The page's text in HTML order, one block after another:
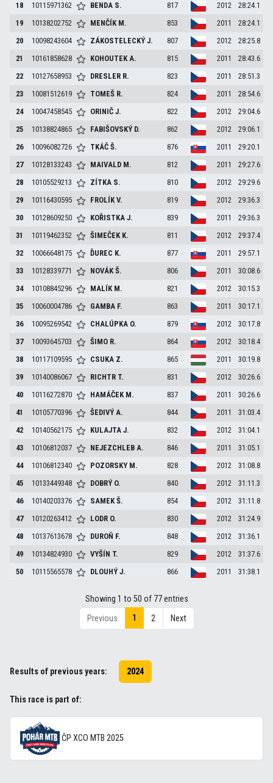
18
10115971362 BENDA S. 817 2012
28:24.1
19
10138202752 MENČÍK M. 853 2011
28:24.1
20
10098243604 ZÁKOSTELECKÝJ. 807 2012
28:25.8
21
10161858628 KOHOUTEKA. 815 2011
28:43.6
22
10127658953 DRESLER R. 823 2011
28:51.3
23
10081512619 TOMEŠ R. 824 2011
28:54.6
24
10047458545 ORINIČJ. 822 2012
29:04.6
25
10138824865 FABIŠOVSKÝ D. 862 2012
29:06.1
26
10096082726 TKÁČŠ. 876 2011
29:20.1
27
10128133243 MAIVALD M. 812 2011
29:27.6
28
10105529213 ZÍTKA S. 810 2012
29:29.6
29
10116430595 FROLÍKV. 819 2012
29:36.3
30
10128609250 KOŘISTKAJ. 839 2011
29:36.3
31
10119462352 ŠIMEČEK K. 811 2012
29:37.4
32
10066648175 ĎUREC K. 877 2011
29:57.1
33
10128339771 NOVÁKŠ. 806 2011
30:08.6
34
10108845296 MALÍK M. 821 2012
30:15.3
35
10060004786 GAMBA F. 863 2011
30:17.1
36
10095269542 CHALÚPKA O. 879 2012
30:17.8
37
10093645703 ŠIMO R. 864 2012
30:18.4
38
10117109595 CSUKA Z. 865 2011
30:19.8
39
10140086067 RICHTR T. 831 2012
30:26.6
40
10116272870 HAMÁČEK M. 837 2011
30:26.6
41
10105770396 ŠEDIVÝA. 844 2011
31:03.4
42
10140562175 KULAJTAJ. 832 2012
31:04.1
43
10106812037 NEJEZCHLEBA. 846 2011
31:05.1
44
10106812340 POZORSKY M. 828 2012
31:08.8
45
10133449348 DOBRÝ O. 840 2012
31:11.3
46
10140203376 SAMEKŠ. 854 2012
31:11.8
47
10120263412 LODR O. 830 2012
31:24.9
48
10137613678 DUROŇ F. 848 2012
31:36.1
49
10134824930 VYŠÍN T. 829 2012
31:37.6
50
10115565578 DLOUHÝJ. 866 2011 31:38.1
Showing 1 to 50 of 77 entries
Previous
1 2 Next
Results of previous years: 2024
This race is part of:
ČP XCO MTB 2025